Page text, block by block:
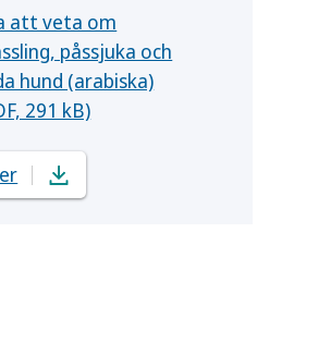
att veta om
påssjuka och
hund (arabiska)
291 kB)
i nytt fönster)